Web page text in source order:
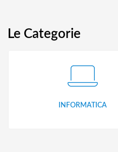
Le Categorie
INFORMATICA